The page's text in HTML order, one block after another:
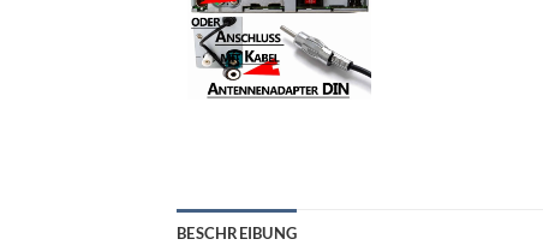
BESCHREIBUNG